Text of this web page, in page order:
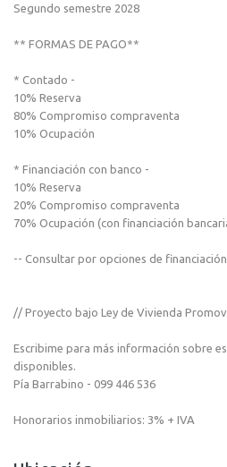
Segundo semestre 2028
** FORMAS DE PAGO**
* Contado -
10% Reserva
80% Compromiso compraventa
10% Ocupación
* Financiación con banco -
10% Reserva
20% Compromiso compraventa
70% Ocupación (con financiación
-- Consultar por opciones de
// Proyecto bajo Ley de Vivienda
Escribime para más información sobre
disponibles.
Pía Barrabino - 099 446 536
Honorarios inmobiliarios: 3% + IVA